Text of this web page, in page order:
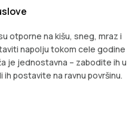
otporne na kišu, sneg, mraz i
napolju tokom cele godine
je jednostavna – zabodite ih u
postavite na ravnu površinu.